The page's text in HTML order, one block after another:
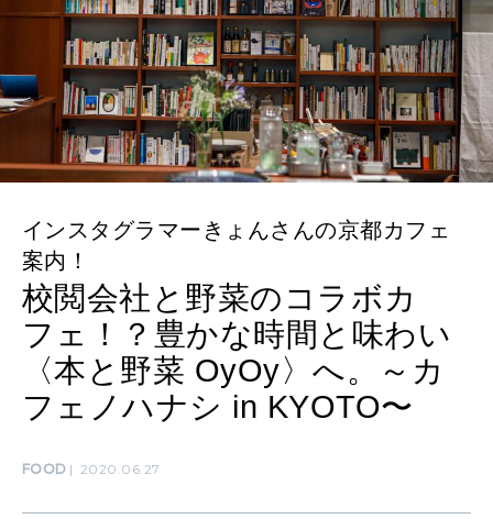
MAMA
ママもいろいろ
SUSTAINABLE
わたしができること
CULTURE
WORK&MONEY
いい人生って？
インスタグラマーきょんさんの京都カフェ
案内！
校閲会社と野菜のコラボカ
フェ！？豊かな時間と味わい
〈本と野菜 OyOy〉へ。～カ
フェノハナシ in KYOTO〜
FOOD 2020.06.27